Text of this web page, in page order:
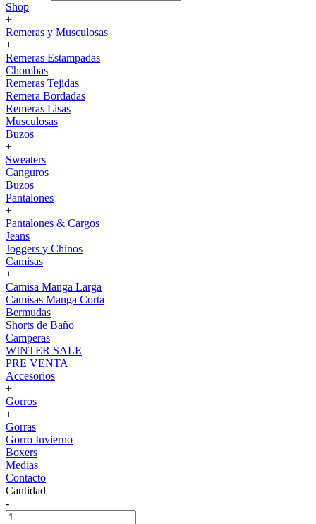
Shop
+
Remeras y Musculosas
+
Remeras Estampadas
Chombas
Remeras Tejidas
Remera Bordadas
Remeras Lisas
Musculosas
Buzos
+
Sweaters
Canguros
Buzos
Pantalones
+
Pantalones & Cargos
Jeans
Joggers y Chinos
Camisas
+
Camisa Manga Larga
Camisas Manga Corta
Bermudas
Shorts de Baño
Camperas
WINTER SALE
PRE VENTA
Accesorios
+
Gorros
+
Gorras
Gorro Invierno
Boxers
Medias
Contacto
Cantidad
-